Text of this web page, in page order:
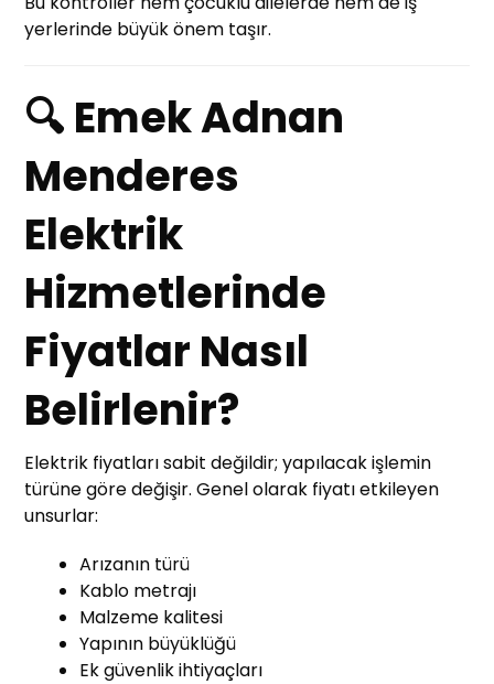
yerlerinde büyük önem taşır.
🔍 Emek Adnan
Menderes
Elektrik
Hizmetlerinde
Fiyatlar Nasıl
Belirlenir?
Elektrik fiyatları sabit değildir; yapılacak işlemin
türüne göre değişir. Genel olarak fiyatı etkileyen
unsurlar:
Arızanın türü
Kablo metrajı
Malzeme kalitesi
Yapının büyüklüğü
Ek güvenlik ihtiyaçları